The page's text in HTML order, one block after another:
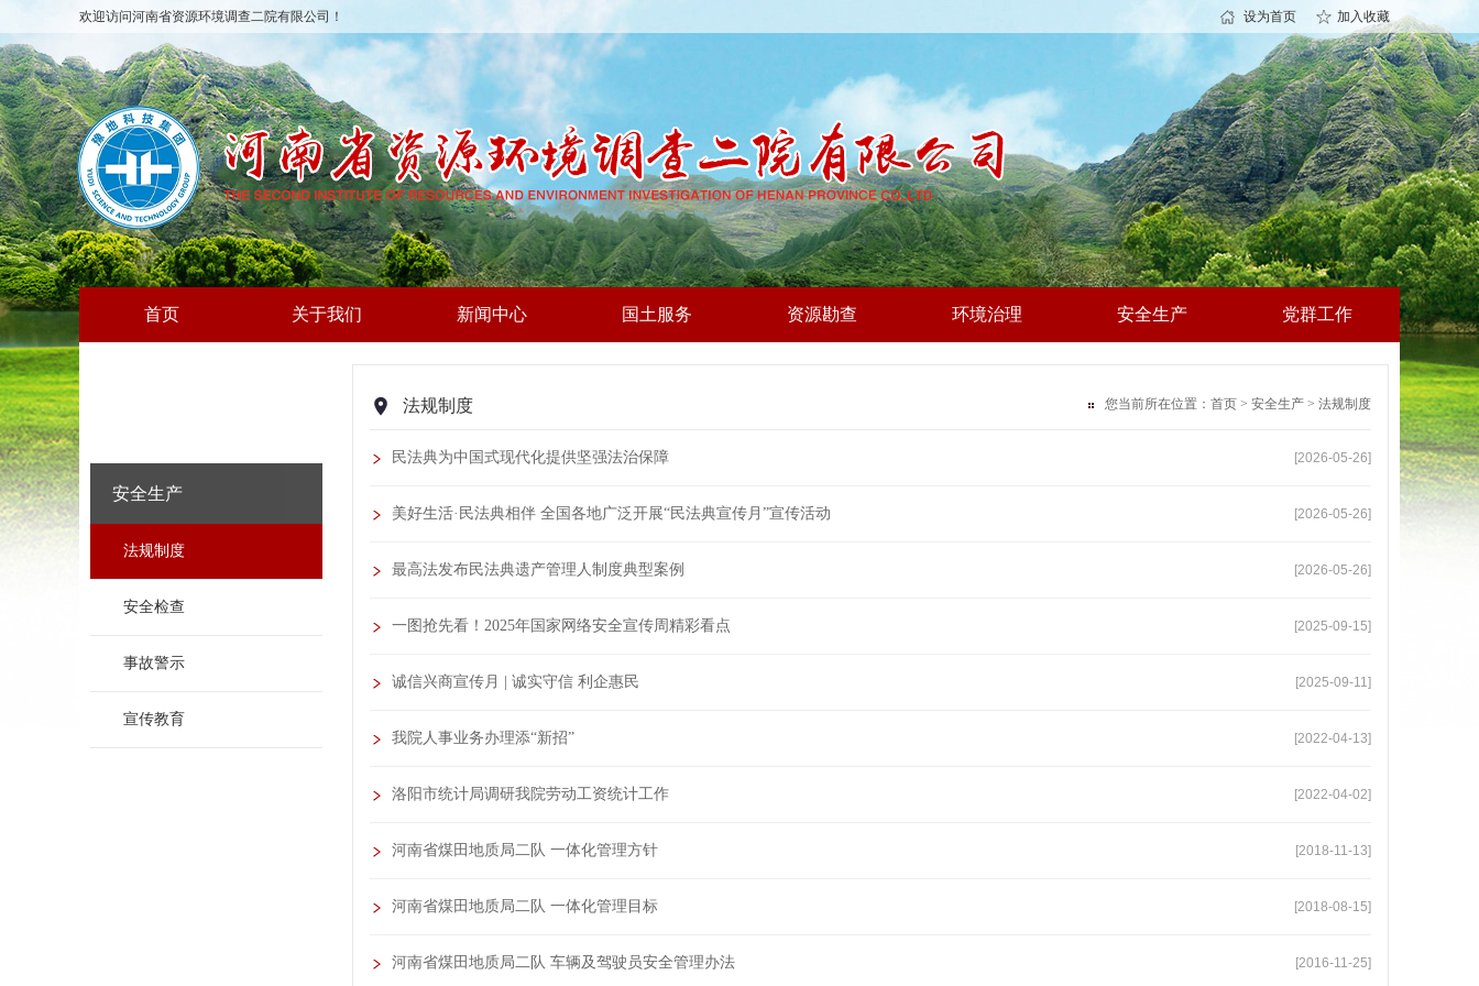
欢迎访问河南省资源环境调查二院有限公司！ 设为首页 加入收藏
首页 关于我们 新闻中心 国土服务 资源勘查 环境治理 安全生产 党群工作
法规制度 您当前所在位置： 首页 > 安全生产 > 法规制度
民法典为中国式现代化提供坚强法治保障 [2026-05-26]
美好生活·民法典相伴 全国各地广泛开展“民法典宣传月”宣传活动 [2026-05-26]
最高法发布民法典遗产管理人制度典型案例 [2026-05-26]
一图抢先看！2025年国家网络安全宣传周精彩看点 [2025-09-15]
诚信兴商宣传月 | 诚实守信 利企惠民 [2025-09-11]
我院人事业务办理添“新招” [2022-04-13]
洛阳市统计局调研我院劳动工资统计工作 [2022-04-02]
河南省煤田地质局二队 一体化管理方针 [2018-11-13]
河南省煤田地质局二队 一体化管理目标 [2018-08-15]
河南省煤田地质局二队 车辆及驾驶员安全管理办法 [2016-11-25]
安全生产
法规制度
安全检查
事故警示
宣传教育